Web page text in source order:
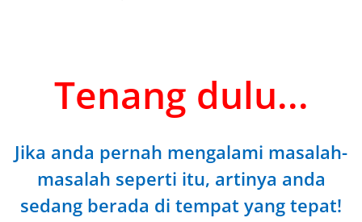
Tenang dulu...
Jika anda pernah mengalami masalah-
masalah seperti itu, artinya anda
sedang berada di tempat yang tepat!